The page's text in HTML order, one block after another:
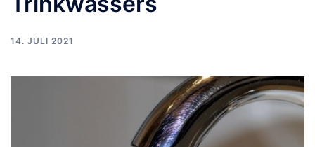
14. JULI 2021